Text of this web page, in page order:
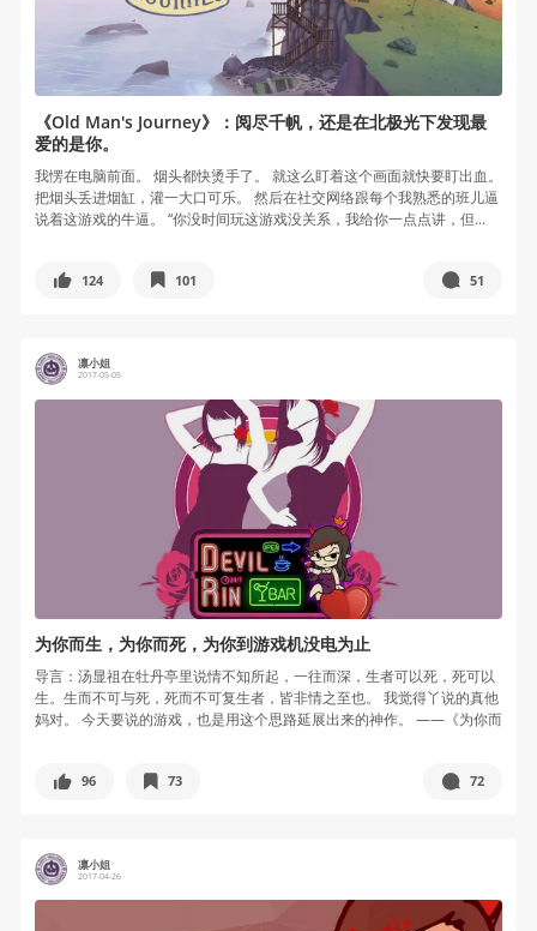
《Old Man's Journey》：阅尽千帆，还是在北极光下发现最
爱的是你。
我愣在电脑前面。 烟头都快烫手了。 就这么盯着这个画面就快要盯出血。
把烟头丢进烟缸，灌一大口可乐。 然后在社交网络跟每个我熟悉的班儿逼
说着这游戏的牛逼。 “你没时间玩这游戏没关系，我给你一点点讲，但...
124 101 51
凛小姐
2017-05-05
为你而生，为你而死，为你到游戏机没电为止
导言：汤显祖在牡丹亭里说情不知所起，一往而深，生者可以死，死可以
生。生而不可与死，死而不可复生者，皆非情之至也。 我觉得丫说的真他
妈对。 今天要说的游戏，也是用这个思路延展出来的神作。 ——《为你而
96 73 72
凛小姐
2017-04-26